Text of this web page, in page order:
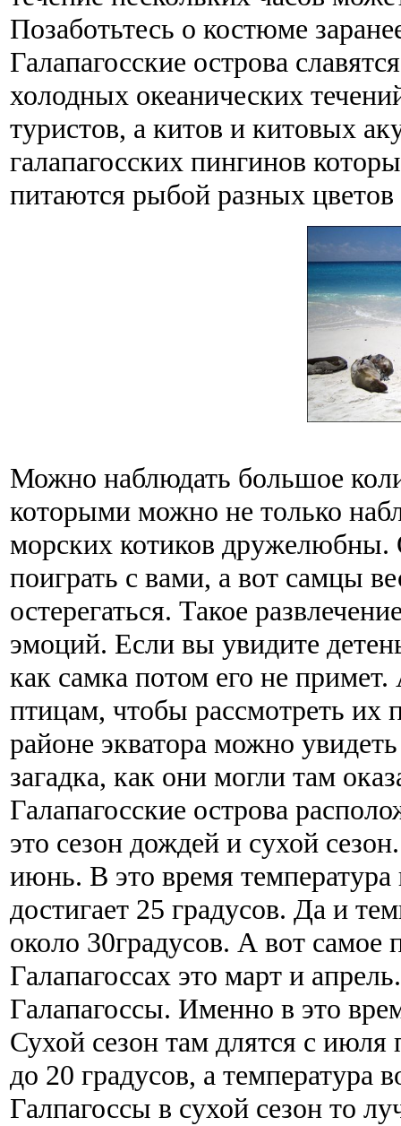
Позаботьтесь о костюме
Галапагосские острова
холодных океанических
туристов, а китов и китовых
галапагосских пингинов
питаются рыбой разных цветов
Можно наблюдать большое
которыми можно не только
морских котиков дружелюбны.
поиграть с вами, а вот самцы
остерегаться. Такое
эмоций. Если вы увидите
как самка потом его не
птицам, чтобы рассмотреть их
районе экватора можно
загадка, как они могли там
Галапагосские острова
это сезон дождей и сухой
июнь. В это время
достигает 25 градусов. Да и
около 30градусов. А вот самое
Галапагоссах это март и
Галапагоссы. Именно в это
Сухой сезон там длятся с июля
до 20 градусов, а температура
Галпагоссы в сухой сезон то